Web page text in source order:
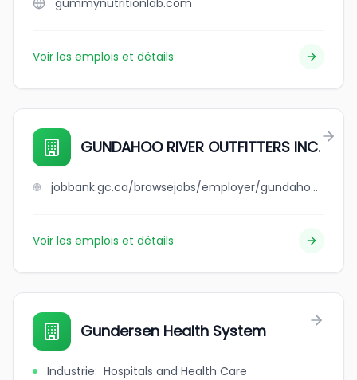
gummynutritionlab.com
Voir les emplois et détails
GUNDAHOO RIVER OUTFITTERS INC.
jobbank.gc.ca/browsejobs/employer/gundahoo+river+outfitters+inc./ca
Voir les emplois et détails
Gundersen Health System
Industrie: Hospitals and Health Care